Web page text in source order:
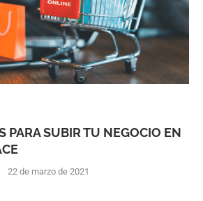
PARA SUBIR TU NEGOCIO EN
22 de marzo de 2021